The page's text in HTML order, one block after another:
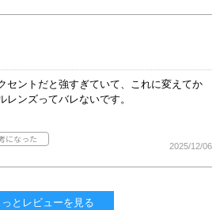
セントだと強すぎていて、これに変えてか
レンズってバレないです。
2025/12/06
っとレビューを見る